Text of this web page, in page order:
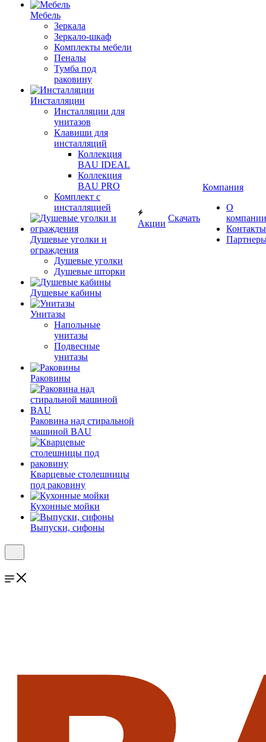
Мебель
Зеркала
Зеркало-шкаф
Комплекты мебели
Пеналы
Тумба под
раковину
Инсталляции
Инсталляции для
унитазов
Клавиши для
инсталляций
Коллекция
BAU IDEAL
Коллекция
BAU PRO
Комплект с
инсталляцией
Душевые уголки и
ограждения
Душевые уголки
Душевые шторки
Душевые кабины
Унитазы
Напольные
унитазы
Подвесные
унитазы
Раковины
Раковина над стиральной
машиной BAU
Кварцевые столешницы
под раковину
Кухонные мойки
Выпуски, сифоны
Акции
Скачать
Компания
О
компании
Контакты